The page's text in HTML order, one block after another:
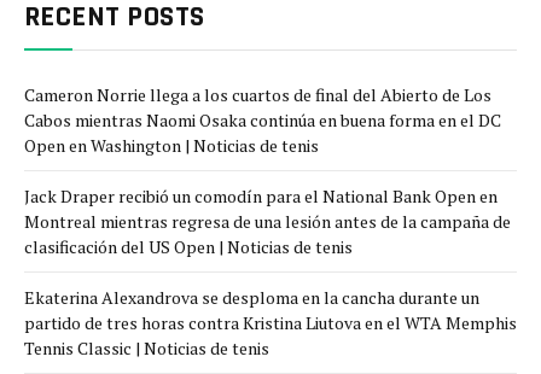
RECENT POSTS
Cameron Norrie llega a los cuartos de final del Abierto de Los
Cabos mientras Naomi Osaka continúa en buena forma en el DC
Open en Washington | Noticias de tenis
Jack Draper recibió un comodín para el National Bank Open en
Montreal mientras regresa de una lesión antes de la campaña de
clasificación del US Open | Noticias de tenis
Ekaterina Alexandrova se desploma en la cancha durante un
partido de tres horas contra Kristina Liutova en el WTA Memphis
Tennis Classic | Noticias de tenis